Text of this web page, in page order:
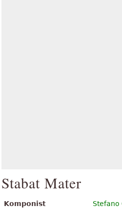
Stabat Mater
Komponist
Stefano